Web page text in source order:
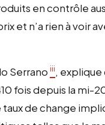
en contrôle
et n’a rien à voir
Serrano iii, explique
fois depuis la mi-
de change